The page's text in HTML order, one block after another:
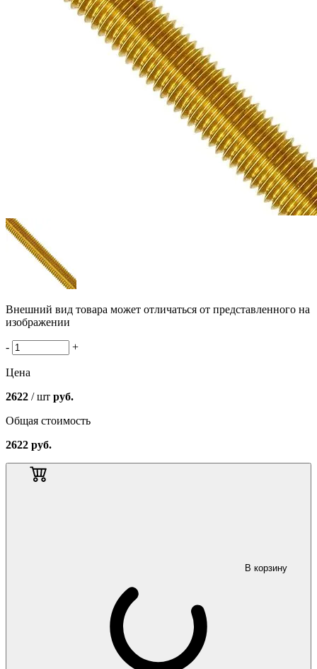
Внешний вид товара может отличаться от представленного на
изображении
- +
Цена
2622 / шт руб.
Общая стоимость
2622 руб.
В корзину